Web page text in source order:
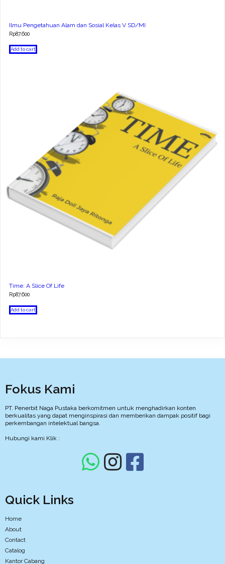
Ilmu Pengetahuan Alam dan Sosial Kelas V SD/MI
Rp87.600
Add to cart
Time: A Slice Of Life
Rp87.600
Add to cart
Fokus Kami
PT. Penerbit Naga Pustaka berkomitmen untuk menghadirkan konten
berkualitas yang dapat menginspirasi dan memberikan dampak positif bagi
perkembangan intelektual bangsa.
Hubungi kami Klik :
Quick Links
Home
About
Contact
Catalog
Kantor Cabang